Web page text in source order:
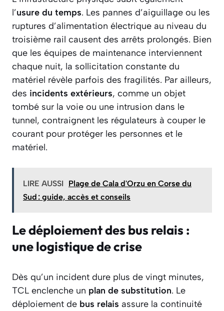
l’usure du temps. Les pannes d’aiguillage ou les
ruptures d’alimentation électrique au niveau du
troisième rail causent des arrêts prolongés. Bien
que les équipes de maintenance interviennent
chaque nuit, la sollicitation constante du
matériel révèle parfois des fragilités. Par ailleurs,
des incidents extérieurs, comme un objet
tombé sur la voie ou une intrusion dans le
tunnel, contraignent les régulateurs à couper le
courant pour protéger les personnes et le
matériel.
LIRE AUSSI
Plage de Cala d'Orzu en Corse du
Sud : guide, accès et conseils
Le déploiement des bus relais :
une logistique de crise
Dès qu’un incident dure plus de vingt minutes,
TCL enclenche un plan de substitution. Le
déploiement de bus relais assure la continuité